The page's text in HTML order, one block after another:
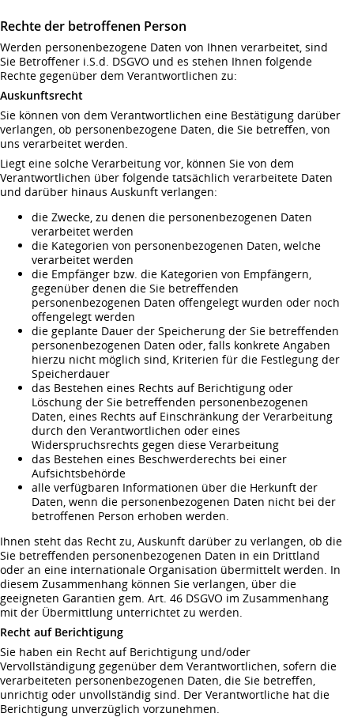
Rechte der betroffenen Person
Werden personenbezogene Daten von Ihnen verarbeitet, sind
Sie Betroffener i.S.d. DSGVO und es stehen Ihnen folgende
Rechte gegenüber dem Verantwortlichen zu:
Auskunftsrecht
Sie können von dem Verantwortlichen eine Bestätigung darüber
verlangen, ob personenbezogene Daten, die Sie betreffen, von
uns verarbeitet werden.
Liegt eine solche Verarbeitung vor, können Sie von dem
Verantwortlichen über folgende tatsächlich verarbeitete Daten
und darüber hinaus Auskunft verlangen:
die Zwecke, zu denen die personenbezogenen Daten
verarbeitet werden
die Kategorien von personenbezogenen Daten, welche
verarbeitet werden
die Empfänger bzw. die Kategorien von Empfängern,
gegenüber denen die Sie betreffenden
personenbezogenen Daten offengelegt wurden oder noch
offengelegt werden
die geplante Dauer der Speicherung der Sie betreffenden
personenbezogenen Daten oder, falls konkrete Angaben
hierzu nicht möglich sind, Kriterien für die Festlegung der
Speicherdauer
das Bestehen eines Rechts auf Berichtigung oder
Löschung der Sie betreffenden personenbezogenen
Daten, eines Rechts auf Einschränkung der Verarbeitung
durch den Verantwortlichen oder eines
Widerspruchsrechts gegen diese Verarbeitung
das Bestehen eines Beschwerderechts bei einer
Aufsichtsbehörde
alle verfügbaren Informationen über die Herkunft der
Daten, wenn die personenbezogenen Daten nicht bei der
betroffenen Person erhoben werden.
Ihnen steht das Recht zu, Auskunft darüber zu verlangen, ob die
Sie betreffenden personenbezogenen Daten in ein Drittland
oder an eine internationale Organisation übermittelt werden. In
diesem Zusammenhang können Sie verlangen, über die
geeigneten Garantien gem. Art. 46 DSGVO im Zusammenhang
mit der Übermittlung unterrichtet zu werden.
Recht auf Berichtigung
Sie haben ein Recht auf Berichtigung und/oder
Vervollständigung gegenüber dem Verantwortlichen, sofern die
verarbeiteten personenbezogenen Daten, die Sie betreffen,
unrichtig oder unvollständig sind. Der Verantwortliche hat die
Berichtigung unverzüglich vorzunehmen.